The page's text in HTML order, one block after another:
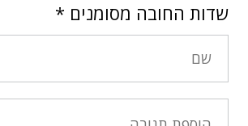
שדות החובה מסומנים *